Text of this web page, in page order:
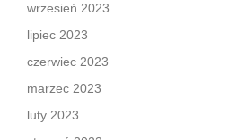
wrzesień 2023
lipiec 2023
czerwiec 2023
marzec 2023
luty 2023